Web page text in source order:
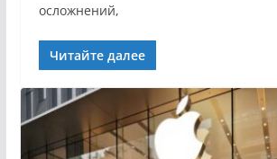
осложнений,
Читайте далее